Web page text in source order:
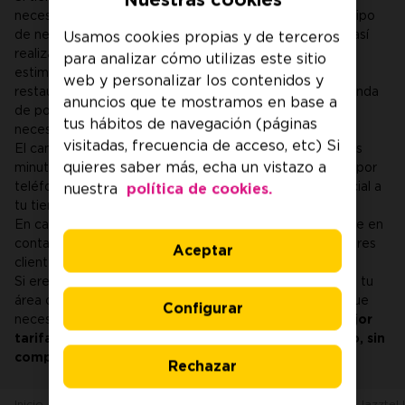
necesites acercarte más a los 15 kW. Ten en cuenta el tipo
de negocio que posees, de cara a la contratación para así
realizar esa
estimación de potencia necesaria (por ejemplo, un
restaurante con una gran cocina puede tener una demanda
de potencia alta). Revisa y estima bien tu potencia
necesaria.
El cambio a Jazztel LUZ y GAS se lleva a cabo en pocos
minutos y se puede hacer a través de la web, llamando por
teléfono al900 733 734o acudiendo de forma presencial a
tu tienda Jazztel de confianza.
En caso de duda con cualquier cuestión, puedes ponerte en
contacto con nosotros a través del
si no eres
cliente.
Si eres cliente, puedes llamar al
, acceder a tu
área de cliente o a la App y hacer todas las consultas que
necesites.
Nosotros te ayudaremos a escoger la mejor
tarifa que se ajuste a las necesidades de tu negocio, sin
compromiso alguno.
Usamos cookies propias y de terceros
para analizar cómo utilizas este sitio
web y personalizar los contenidos y
anuncios que te mostramos en base a
tus hábitos de navegación (páginas
visitadas, frecuencia de acceso, etc) Si
quieres saber más, echa un vistazo a
nuestra
política de cookies.
Configurar
Rechazar
Aceptar